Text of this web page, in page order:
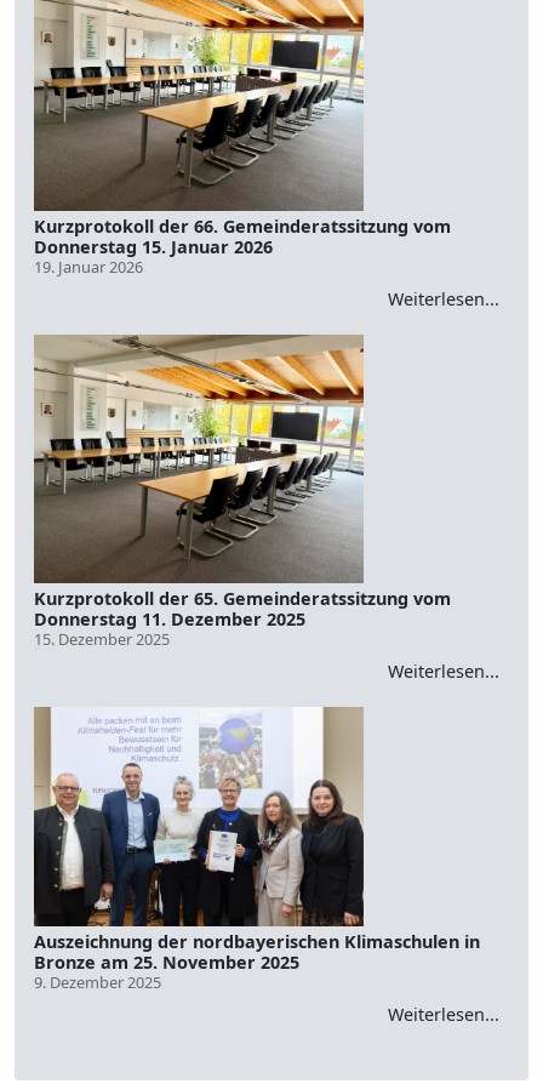
Kurzprotokoll der 66. Gemeinderatssitzung vom
Donnerstag 15. Januar 2026
19. Januar 2026
Weiterlesen...
Kurzprotokoll der 65. Gemeinderatssitzung vom
Donnerstag 11. Dezember 2025
15. Dezember 2025
Weiterlesen...
Auszeichnung der nordbayerischen Klimaschulen in
Bronze am 25. November 2025
9. Dezember 2025
Weiterlesen...